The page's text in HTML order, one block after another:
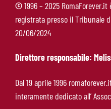
©1996 – 2025
registrata presso il Tribunale
20/06/2024
Direttore responsabile:
Dal 19 aprile 1996
interamente dedicato all’